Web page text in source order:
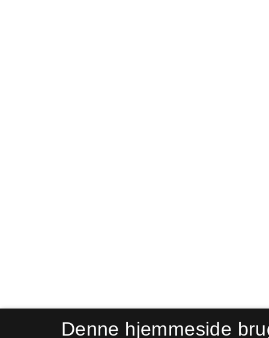
Denne hjemmeside